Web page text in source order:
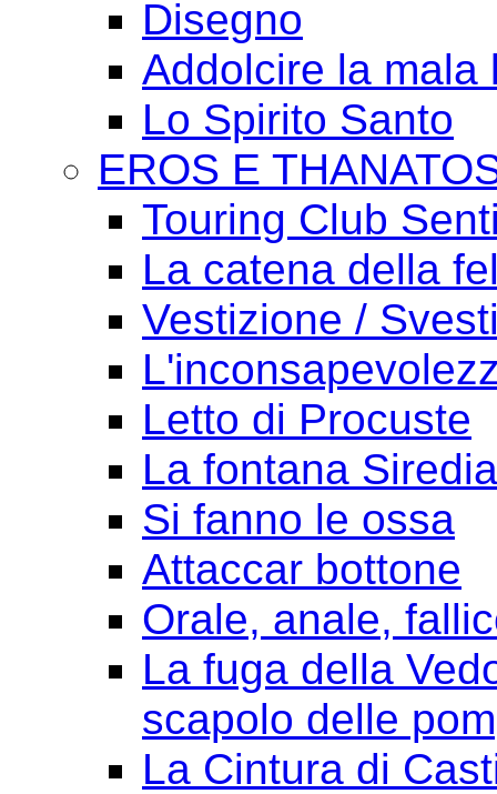
Disegno
Addolcire la mala
Lo Spirito Santo
EROS E
Touring Club
La catena della
Vestizione /
Letto di Procuste
La fontana Siredia
Si fanno le ossa
Attaccar bottone
Orale, anale,
La fuga della
scapolo delle
La Cintura di